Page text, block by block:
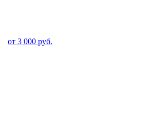
от 3 000 руб.